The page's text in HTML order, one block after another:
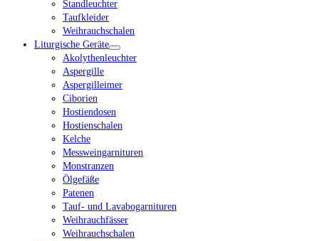
Standleuchter
Taufkleider
Weihrauchschalen
Liturgische Geräte
Akolythenleuchter
Aspergille
Aspergilleimer
Ciborien
Hostiendosen
Hostienschalen
Kelche
Messweingarnituren
Monstranzen
Ölgefäße
Patenen
Tauf- und Lavabogarnituren
Weihrauchfässer
Weihrauchschalen